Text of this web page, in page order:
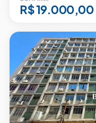
R$ 19.000,00